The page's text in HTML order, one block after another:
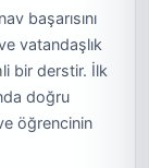
başarısını
vatandaşlık
bir derstir. İlk
doğru
öğrencinin